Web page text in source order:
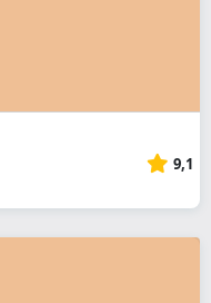
9,1